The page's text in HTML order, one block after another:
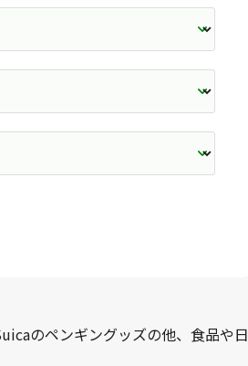
のペンギングッズの他、食品や日